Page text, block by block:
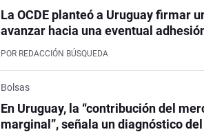
La OCDE planteó a Uruguay firmar
avanzar hacia una eventual
POR REDACCIÓN BÚSQUEDA
Bolsas
En Uruguay, la “contribución del
marginal”, señala un diagnóstico del